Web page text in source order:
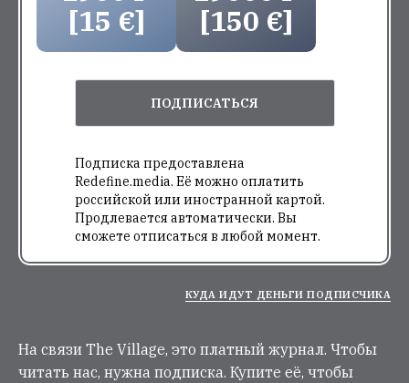
[15 €]
[150 €]
ПОДПИСАТЬСЯ
Подписка предоставлена
Redefine.media. Её можно оплатить
российской или иностранной картой.
Продлевается автоматически. Вы
сможете отписаться в любой момент.
КУДА ИДУТ ДЕНЬГИ ПОДПИСЧИКА
На связи The Village, это платный журнал. Чтобы
читать нас, нужна подписка. Купите её, чтобы